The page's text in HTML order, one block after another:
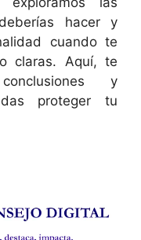
hacer y
cuando te
claras. Aquí, te
y
proteger tu